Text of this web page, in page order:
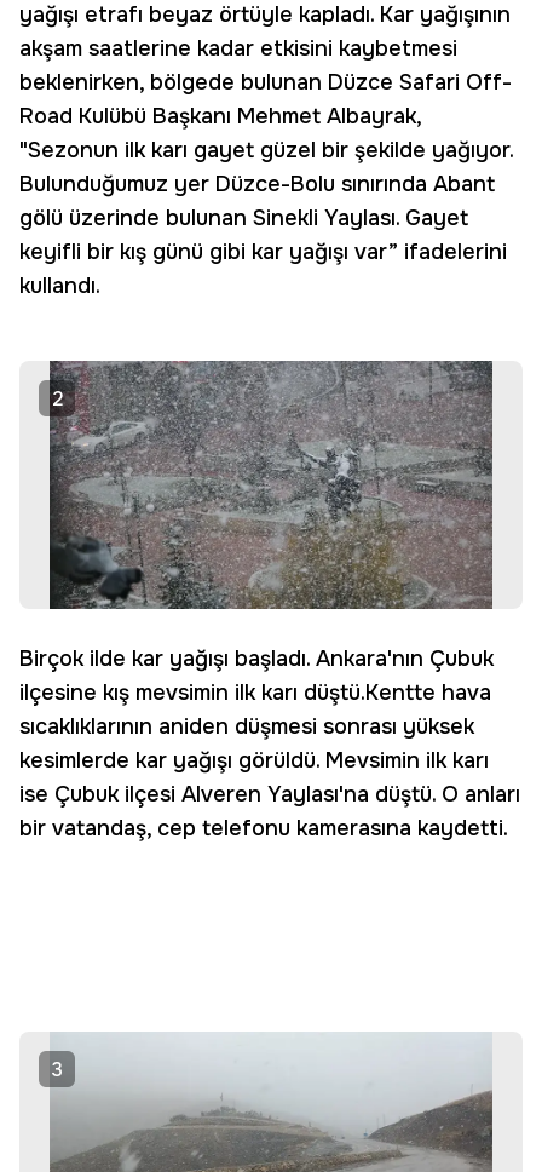
yağışı etrafı beyaz örtüyle kapladı. Kar yağışının
akşam saatlerine kadar etkisini kaybetmesi
beklenirken, bölgede bulunan Düzce Safari Off-
Road Kulübü Başkanı Mehmet Albayrak,
"Sezonun ilk karı gayet güzel bir şekilde yağıyor.
Bulunduğumuz yer Düzce-Bolu sınırında Abant
gölü üzerinde bulunan Sinekli Yaylası. Gayet
keyifli bir kış günü gibi kar yağışı var” ifadelerini
kullandı.
2
Birçok ilde kar yağışı başladı. Ankara'nın Çubuk
ilçesine kış mevsimin ilk karı düştü.Kentte hava
sıcaklıklarının aniden düşmesi sonrası yüksek
kesimlerde kar yağışı görüldü. Mevsimin ilk karı
ise Çubuk ilçesi Alveren Yaylası'na düştü. O anları
bir vatandaş, cep telefonu kamerasına kaydetti.
3